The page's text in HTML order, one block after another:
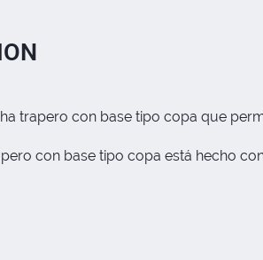
trapero con base tipo copa que
con base tipo copa está hecho